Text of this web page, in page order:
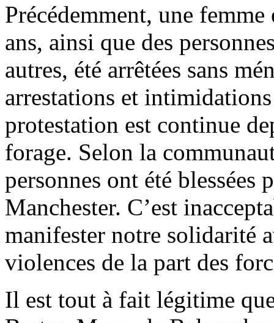
Précédemment, une
ans, ainsi que des
autres, été arrêtées sans
arrestations et
protestation est continue
forage. Selon la
personnes ont été blessées
Manchester. C’est
manifester notre solidarité
violences de la part des
Il est tout à fait légitime